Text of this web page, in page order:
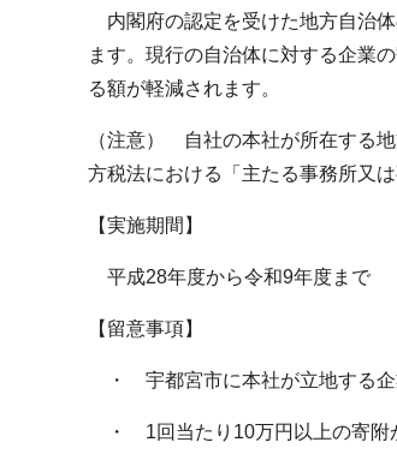
内閣府の認定を受けた地方自治
ます。現行の自治体に対する企業
る額が軽減されます。
（注意） 自社の本社が所在する
方税法における「主たる事務所又
【実施期間】
平成28年度から令和9年度まで
【留意事項】
・ 宇都宮市に本社が立地する企
・ 1回当たり10万円以上の寄附